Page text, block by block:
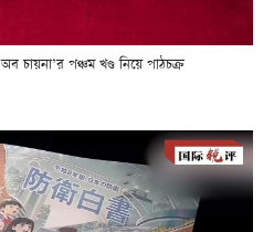
চায়না’র পঞ্চম খণ্ড নিয়ে পাঠচক্র